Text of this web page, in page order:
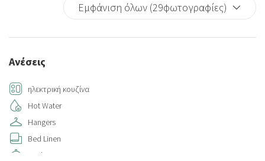
Εμφάνιση όλων (29φωτογραφίες)
Ανέσεις
ηλεκτρική κουζίνα
Hot Water
Hangers
Bed Linen
Kitchen